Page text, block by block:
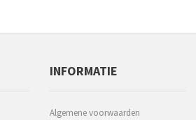
INFORMATIE
Algemene voorwaarden